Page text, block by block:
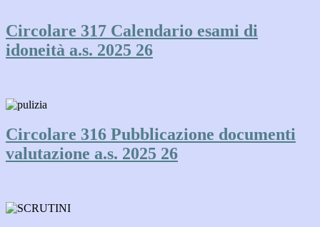
Circolare 317 Calendario esami di
idoneità a.s. 2025 26
Circolare 316 Pubblicazione documenti
valutazione a.s. 2025 26